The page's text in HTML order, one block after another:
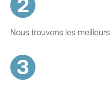
2
Nous trouvons les
3